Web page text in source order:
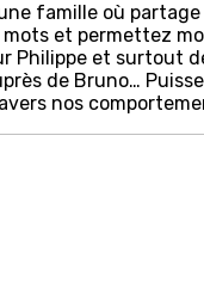
une famille où
et permettez
Philippe et surtout
de Bruno…
nos